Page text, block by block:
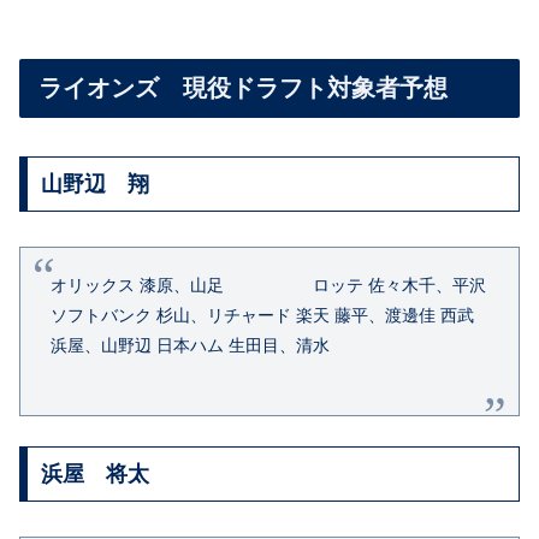
ライオンズ 現役ドラフト対象者予想
山野辺 翔
オリックス 漆原、山足 ロッテ 佐々木千、平沢
ソフトバンク 杉山、リチャード 楽天 藤平、渡邊佳 西武
浜屋、 山野辺 日本ハム 生田目、清水
浜屋 将太